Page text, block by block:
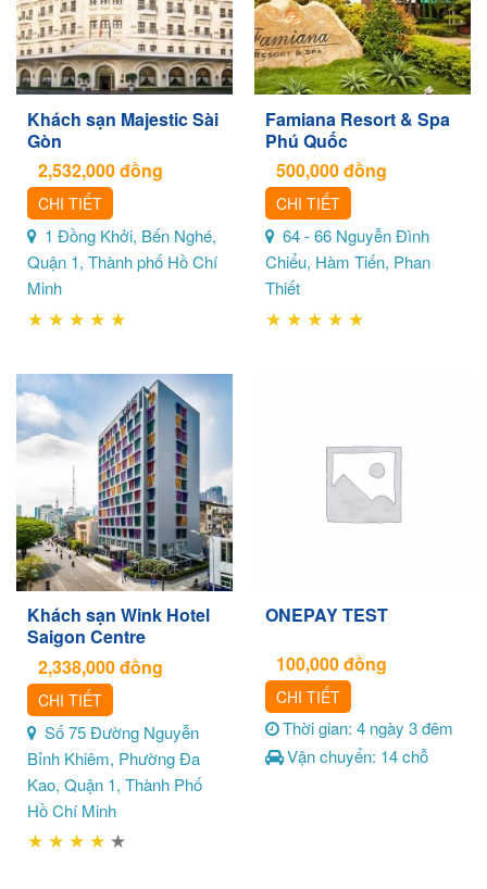
Khách sạn Majestic Sài
Gòn
2,532,000đồng
CHI TIẾT
1 Đồng Khởi, Bến Nghé,
Quận 1, Thành phố Hồ Chí
Minh
★ ★ ★ ★ ★
Famiana Resort & Spa
Phú Quốc
500,000đồng
CHI TIẾT
64 - 66 Nguyễn Đình
Chiểu, Hàm Tiến, Phan
Thiết
★ ★ ★ ★ ★
Khách sạn Wink Hotel
Saigon Centre
2,338,000đồng
CHI TIẾT
Số 75 Đường Nguyễn
Bỉnh Khiêm, Phường Đa
Kao, Quận 1, Thành Phố
Hồ Chí Minh
★ ★ ★ ★ ★
ONEPAY TEST
100,000đồng
CHI TIẾT
Thời gian: 4 ngày 3 đêm
Vận chuyển: 14 chỗ